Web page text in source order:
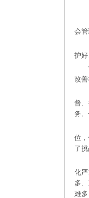
会管
护
改
督
务
位
了挑
化
多
难